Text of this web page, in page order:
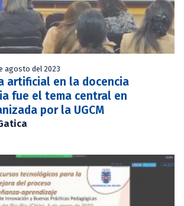
agosto del 2023
artificial en la docencia
fue el tema central en
por la UGCM